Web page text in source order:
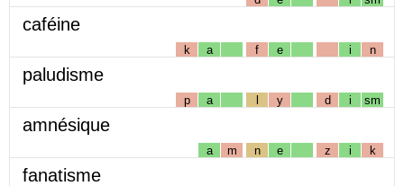
caféine
k a f e i n
paludisme
p a l y d i sm
amnésique
a m n e z i k
fanatisme